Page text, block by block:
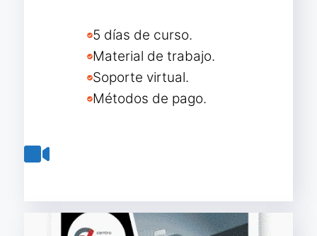
5 días de curso.
Material de trabajo.
Soporte virtual.
Métodos de pago.